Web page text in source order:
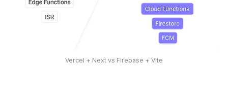
Vercel + Next vs Firebase + Vite